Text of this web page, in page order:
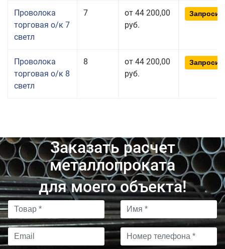
Проволока
торговая о/к 7
светл
7
от 44 200,00
руб.
Проволока
торговая о/к 8
светл
8
от 44 200,00
руб.
Заказать расчет
металлопроката
для моего объекта!